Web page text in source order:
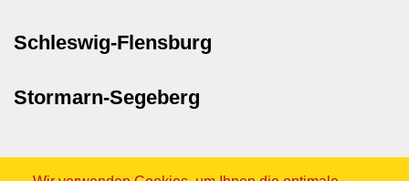
Schleswig-Flensburg
Stormarn-Segeberg